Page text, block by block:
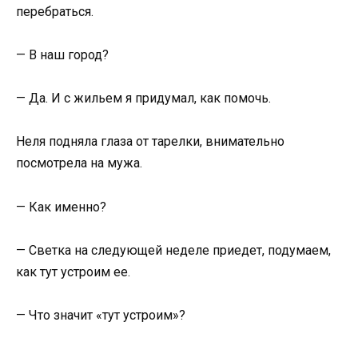
перебраться.
— В наш город?
— Да. И с жильем я придумал, как помочь.
Неля подняла глаза от тарелки, внимательно
посмотрела на мужа.
— Как именно?
— Светка на следующей неделе приедет, подумаем,
как тут устроим ее.
— Что значит «тут устроим»?